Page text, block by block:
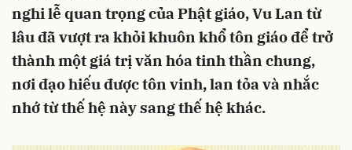
nghi lễ quan trọng của Phật giáo, Vu Lan từ
lâu đã vượt ra khỏi khuôn khổ tôn giáo để trở
thành một giá trị văn hóa tinh thần chung,
nơi đạo hiếu được tôn vinh, lan tỏa và nhắc
nhớ từ thế hệ này sang thế hệ khác.